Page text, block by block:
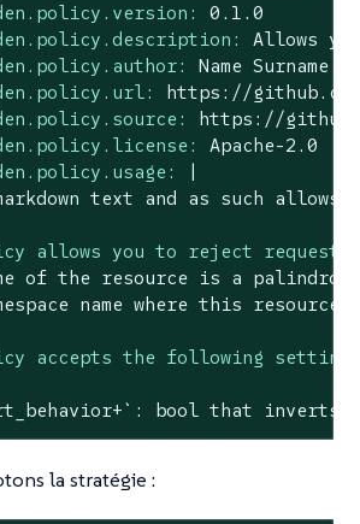
0.1 .0
Allows you
Name Surname
https://
https://
Apache-2.0
allows you to reject
of the resource is a palindrome
name where this resource
accepts the following
bool that inverts
la stratégie :